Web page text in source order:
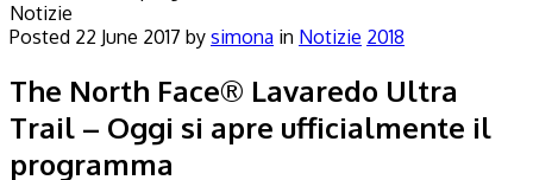
Notizie
Posted 22 June 2017 by simona in Notizie 2018
The North Face® Lavaredo Ultra
Trail – Oggi si apre ufficialmente il
programma